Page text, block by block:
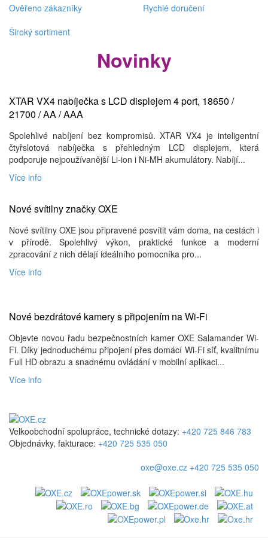
Ověřeno zákazníky
Rychlé doručení
Široký sortiment
Novinky
XTAR VX4 nabíječka s LCD displejem 4 port, 18650 /
21700 / AA / AAA
Spolehlivé nabíjení bez kompromisů. XTAR VX4 je inteligentní
čtyřslotová nabíječka s přehledným LCD displejem, která
podporuje nejpoužívanější Li-ion i Ni-MH akumulátory. Nabíjí...
Více info
Nové svítilny značky OXE
Nové svítilny OXE jsou připravené posvítit vám doma, na cestách i
v přírodě. Spolehlivý výkon, praktické funkce a moderní
zpracování z nich dělají ideálního pomocníka pro...
Více info
Nové bezdrátové kamery s připojením na Wi-Fi
Objevte novou řadu bezpečnostních kamer OXE Salamander Wi-
Fi. Díky jednoduchému připojení přes domácí Wi-Fi síť, kvalitnímu
Full HD obrazu a snadnému ovládání v mobilní aplikaci...
Více info
Velkoobchodní spolupráce, technické dotazy: +420 725 846 783
Objednávky, fakturace: +420 725 535 050
oxe@oxe.cz +420 725 535 050